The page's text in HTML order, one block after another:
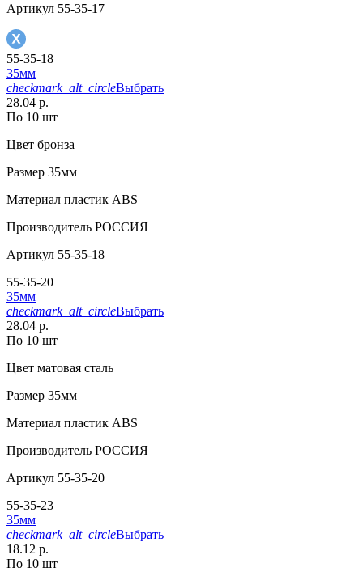
Артикул 55-35-17
55-35-18
35мм
checkmark_alt_circleВыбрать
28.04 р.
По 10 шт
Цвет бронза
Размер 35мм
Материал пластик АВS
Производитель РОССИЯ
Артикул 55-35-18
55-35-20
35мм
checkmark_alt_circleВыбрать
28.04 р.
По 10 шт
Цвет матовая сталь
Размер 35мм
Материал пластик АВS
Производитель РОССИЯ
Артикул 55-35-20
55-35-23
35мм
checkmark_alt_circleВыбрать
18.12 р.
По 10 шт